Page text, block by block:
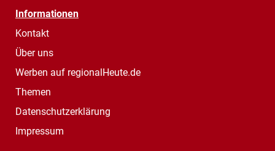
Informationen
Kontakt
Über uns
Werben auf regionalHeute.de
Themen
Datenschutzerklärung
Impressum